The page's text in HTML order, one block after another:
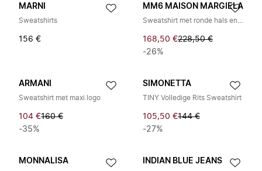
MARNI
Sweatshirts
156 €
MM6 MAISON MARGIELA
Sweatshirt met ronde hals en grappig logo
168,50 €228,50 €
-26%
ARMANI
Sweatshirt met maxi logo
104 €160 €
-35%
SIMONETTA
TINY Volledige Rits Sweatshirt
105,50 €144 €
-27%
MONNALISA INDIAN BLUE JEANS